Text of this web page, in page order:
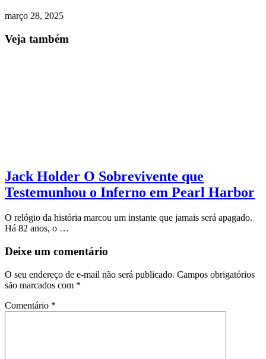
março 28, 2025
Veja também
Jack Holder O Sobrevivente que
Testemunhou o Inferno em Pearl Harbor
O relógio da história marcou um instante que jamais será apagado.
Há 82 anos, o …
Deixe um comentário
O seu endereço de e-mail não será publicado. Campos obrigatórios
são marcados com *
Comentário *